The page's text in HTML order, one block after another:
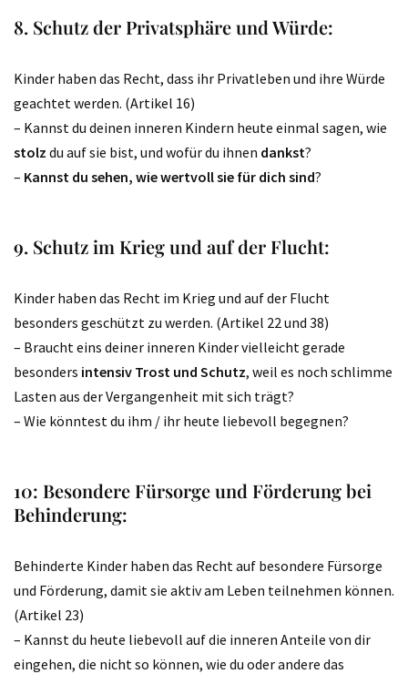
8. Schutz der Privatsphäre und Würde:
Kinder haben das Recht, dass ihr Privatleben und ihre Würde
geachtet werden. (Artikel 16)
– Kannst du deinen inneren Kindern heute einmal sagen, wie
stolz du auf sie bist, und wofür du ihnen dankst?
– Kannst du sehen, wie wertvoll sie für dich sind?
9. Schutz im Krieg und auf der Flucht:
Kinder haben das Recht im Krieg und auf der Flucht
besonders geschützt zu werden. (Artikel 22 und 38)
– Braucht eins deiner inneren Kinder vielleicht gerade
besonders intensiv Trost und Schutz, weil es noch schlimme
Lasten aus der Vergangenheit mit sich trägt?
– Wie könntest du ihm / ihr heute liebevoll begegnen?
10: Besondere Fürsorge und Förderung bei
Behinderung:
Behinderte Kinder haben das Recht auf besondere Fürsorge
und Förderung, damit sie aktiv am Leben teilnehmen können.
(Artikel 23)
– Kannst du heute liebevoll auf die inneren Anteile von dir
eingehen, die nicht so können, wie du oder andere das